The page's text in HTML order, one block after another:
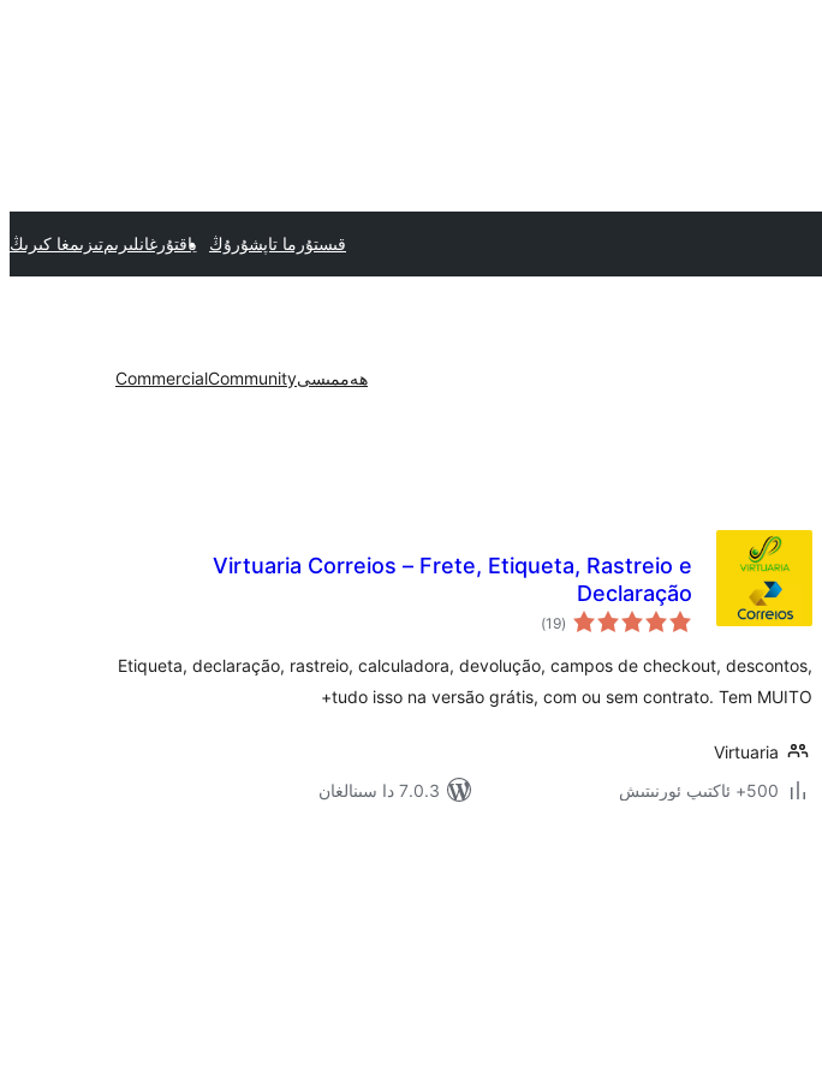
قىستۇرما تاپشۇرۇڭ ياقتۇرغانلىرىمتىزىمغا كىرىڭ
ھەممىسىCommunity
Commercial
Virtuaria Correios – Frete, Etiqueta, Rastreio e
Declaração
(19
ئومۇمىي
دەرىجە)
Etiqueta, declaração, rastreio, calculadora, devolução, campos de checkout, descontos,
tudo isso na versão grátis, com ou sem contrato. Tem MUITO+
Virtuaria
500+ ئاكتىپ ئورنىتىش
7.0.3 دا سىنالغان